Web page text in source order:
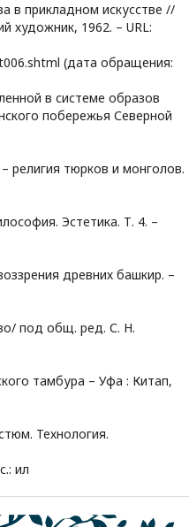
в прикладном искусстве //
художник, 1962. – URL:
(дата обращения:
в системе образов
побережья Северной
религия тюрков и монголов.
Эстетика. Т. 4. –
древних башкир. –
под общ. ред. С. Н.
тамбура – Уфа : Китап,
Технология.
ил